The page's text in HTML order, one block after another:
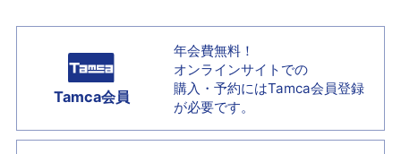
Tamca会員
年会費無料！
オンラインサイトでの
購入・予約にはTamca会員登録
が必要です。